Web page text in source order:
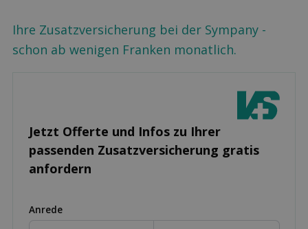
Ihre Zusatzversicherung bei der Sympany -
schon ab wenigen Franken monatlich.
Jetzt Offerte und Infos zu Ihrer
passenden Zusatz­versicherung gratis
anfordern
Anrede